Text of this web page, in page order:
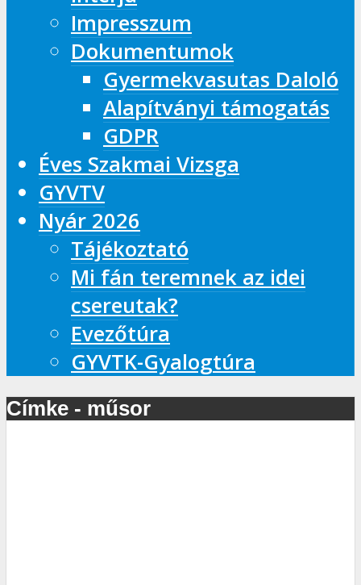
Impresszum
Dokumentumok
Gyermekvasutas Daloló
Alapítványi támogatás
GDPR
Éves Szakmai Vizsga
GYVTV
Nyár 2026
Tájékoztató
Mi fán teremnek az idei
csereutak?
Evezőtúra
GYVTK-Gyalogtúra
Címke - műsor